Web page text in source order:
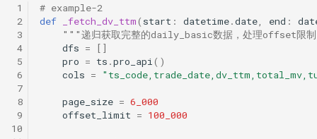
1
2
3
4
5
6
7
8
9
10
# example-2
def
_fetch_dv_ttm( start : datetime.date, end :
"""递归获取完整的daily_basic数据，处理offset限
dfs =
[]
pro = ts .pro_api()
cols =
page_size = 6_000
offset_limit = 100_000